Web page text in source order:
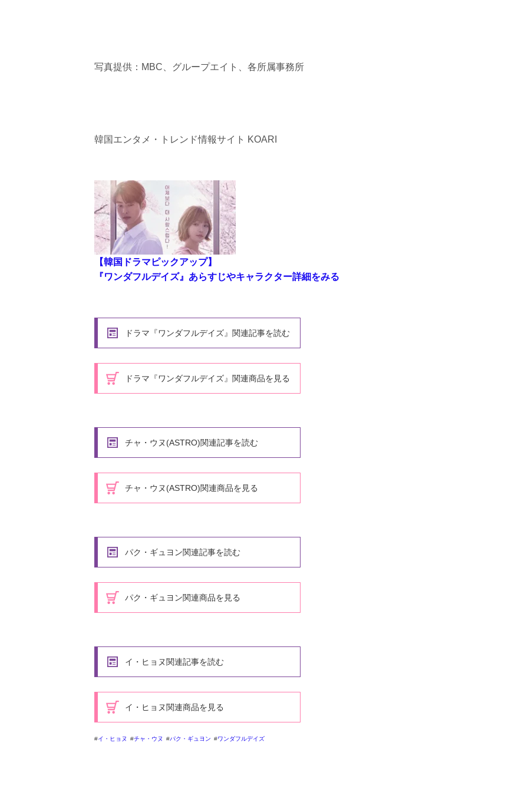
写真提供：MBC、グループエイト、各所属事務所
韓国エンタメ・トレンド情報サイト KOARI
【韓国ドラマピックアップ】
『ワンダフルデイズ』あらすじやキャラクター詳細をみる
ドラマ『ワンダフルデイズ』関連記事を読む
ドラマ『ワンダフルデイズ』関連商品を見る
チャ・ウヌ(ASTRO)関連記事を読む
チャ・ウヌ(ASTRO)関連商品を見る
パク・ギュヨン関連記事を読む
パク・ギュヨン関連商品を見る
イ・ヒョヌ関連記事を読む
イ・ヒョヌ関連商品を見る
イ・ヒョヌ チャ・ウヌ パク・ギュヨン ワンダフルデイズ